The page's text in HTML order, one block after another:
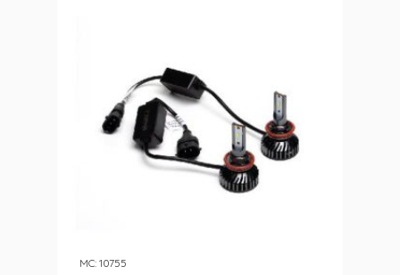
MC: 10755